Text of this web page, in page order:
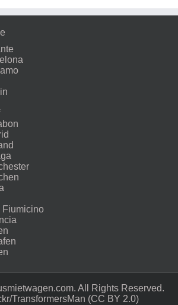
Fiumicino
All Rights Reserved.‎
TransformersMan (CC BY 2.0)‎